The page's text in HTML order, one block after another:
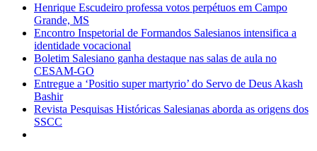
Henrique Escudeiro professa votos perpétuos em Campo
Grande, MS
Encontro Inspetorial de Formandos Salesianos intensifica a
identidade vocacional
Boletim Salesiano ganha destaque nas salas de aula no
CESAM-GO
Entregue a ‘Positio super martyrio’ do Servo de Deus Akash
Bashir
Revista Pesquisas Históricas Salesianas aborda as origens dos
SSCC